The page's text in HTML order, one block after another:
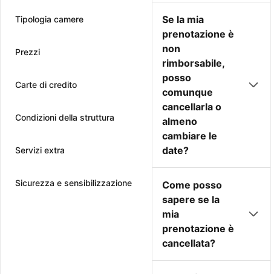
Tipologia camere
Prezzi
Carte di credito
Condizioni della struttura
Servizi extra
Sicurezza e sensibilizzazione
Se la mia
prenotazione è
non
rimborsabile,
posso
comunque
cancellarla o
almeno
cambiare le
date?
Come posso
sapere se la
mia
prenotazione è
cancellata?